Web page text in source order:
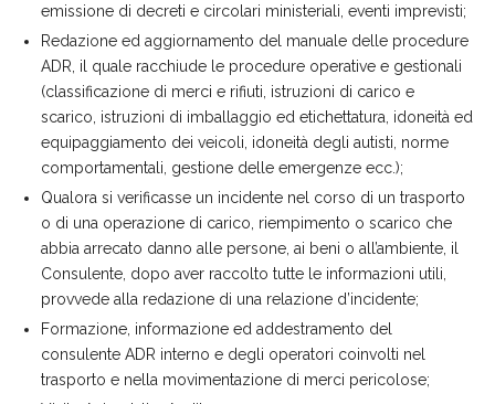
emissione di decreti e circolari ministeriali, eventi imprevisti;
Redazione ed aggiornamento del manuale delle procedure
ADR, il quale racchiude le procedure operative e gestionali
(classificazione di merci e rifiuti, istruzioni di carico e
scarico, istruzioni di imballaggio ed etichettatura, idoneità ed
equipaggiamento dei veicoli, idoneità degli autisti, norme
comportamentali, gestione delle emergenze ecc.);
Qualora si verificasse un incidente nel corso di un trasporto
o di una operazione di carico, riempimento o scarico che
abbia arrecato danno alle persone, ai beni o all’ambiente, il
Consulente, dopo aver raccolto tutte le informazioni utili,
provvede alla redazione di una relazione d’incidente;
Formazione, informazione ed addestramento del
consulente ADR interno e degli operatori coinvolti nel
trasporto e nella movimentazione di merci pericolose;